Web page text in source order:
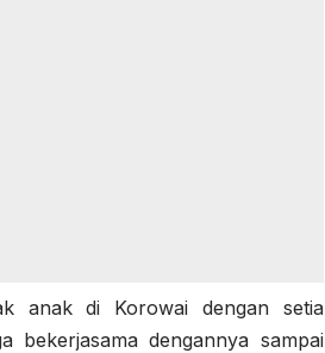
anak di Korowai dengan setia
bekerjasama dengannya sampai